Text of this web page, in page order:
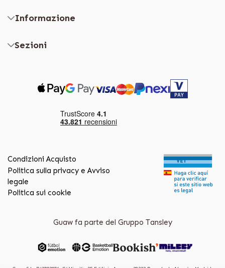
Informazione
Sezioni
Condizioni Acquisto
Politica sulla privacy e Avviso
legale
Politica sui cookie
Guaw fa parte del Gruppo Tansley